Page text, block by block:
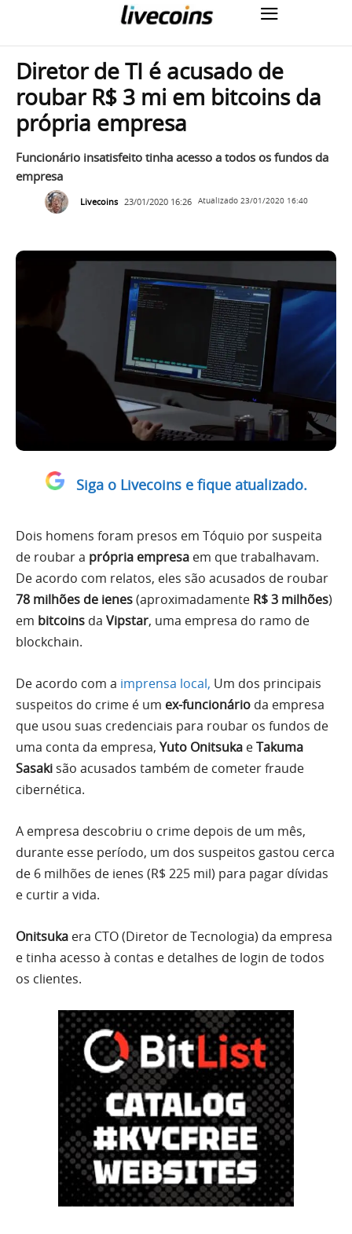
Diretor de TI é acusado de
roubar R$ 3 mi em bitcoins da
própria empresa
Funcionário insatisfeito tinha acesso a todos os fundos da
empresa
Livecoins 23/01/2020 16:26 Atualizado 23/01/2020 16:40
Siga o Livecoins e fique atualizado.
Dois homens foram presos em Tóquio por suspeita
de roubar a própria empresa em que trabalhavam.
De acordo com relatos, eles são acusados ​​de roubar
78 milhões de ienes(aproximadamente R$ 3 milhões)
em bitcoins da Vipstar, uma empresa do ramo de
blockchain.
De acordo com a imprensa local, Um dos principais
suspeitos do crime é um ex-funcionário da empresa
que usou suas credenciais para roubar os fundos de
uma conta da empresa, Yuto Onitsuka eTakuma
Sasaki são acusados também de cometer fraude
cibernética.
A empresa descobriu o crime depois de um mês,
durante esse período, um dos suspeitos gastou cerca
de 6 milhões de ienes (R$ 225 mil) para pagar dívidas
e curtir a vida.
Onitsuka era CTO (Diretor de Tecnologia) da empresa
e tinha acesso à contas e detalhes de login de todos
os clientes.